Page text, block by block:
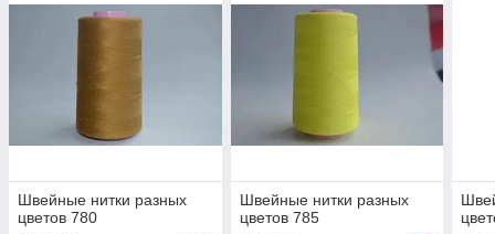
Швейные нитки разных
цветов 780
Швейные нитки разных
цветов 785